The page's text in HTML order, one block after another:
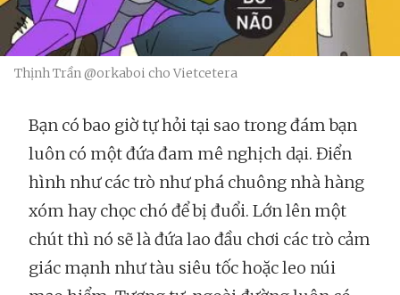
Thịnh Trần @orkaboi cho Vietcetera
Bạn có bao giờ tự hỏi tại sao trong đám bạn
luôn có một đứa đam mê nghịch dại. Điển
hình như các trò như phá chuông nhà hàng
xóm hay chọc chó để bị đuổi. Lớn lên một
chút thì nó sẽ là đứa lao đầu chơi các trò cảm
giác mạnh như tàu siêu tốc hoặc leo núi